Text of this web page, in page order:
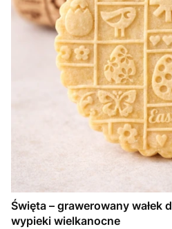
Święta – grawerowany wałek
wypieki wielkanocne